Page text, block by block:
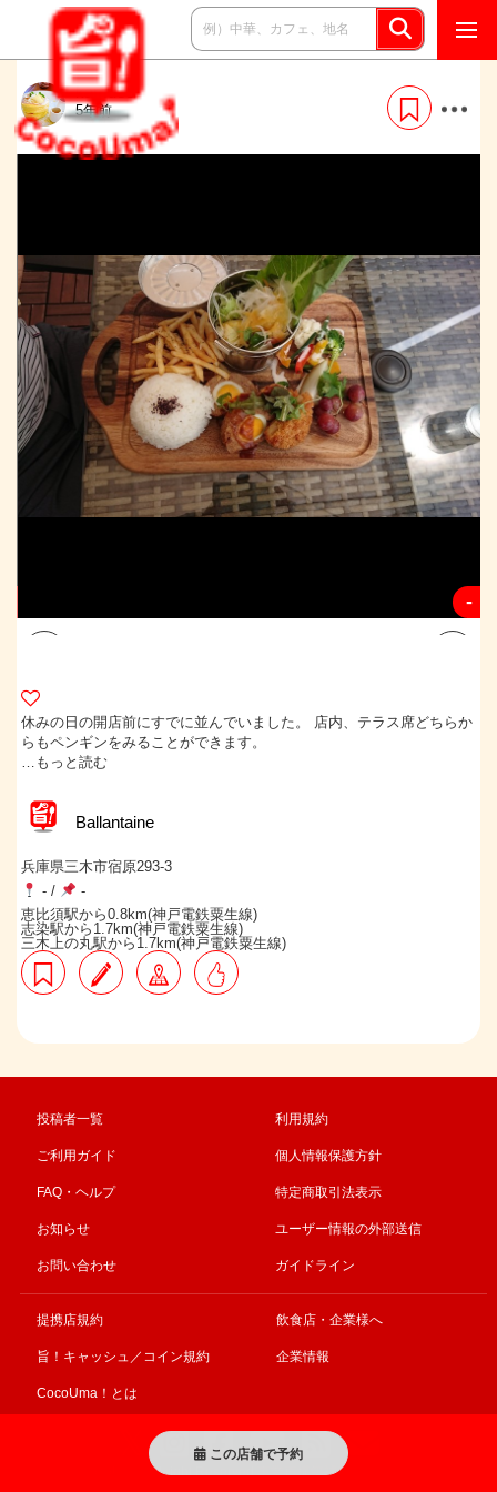
kamu33
5年前
この店舗で予約
-
休みの日の開店前にすでに並んでいました。 店内、テラス席どちらか
らもペンギンをみることができます。
…もっと読む
Ballantaine
兵庫県三木市宿原293-3
-/
-
恵比須駅から0.8km(神戸電鉄粟生線)
志染駅から1.7km(神戸電鉄粟生線)
三木上の丸駅から1.7km(神戸電鉄粟生線)
投稿者一覧
ご利用ガイド
FAQ・ヘルプ
お知らせ
お問い合わせ
利用規約
個人情報保護方針
特定商取引法表示
ユーザー情報の外部送信
ガイドライン
提携店規約
旨！キャッシュ／コイン規約
CocoUma！とは
飲食店・企業様へ
企業情報
© CocoUma! All right Reserved 事業再構築補助金により作成